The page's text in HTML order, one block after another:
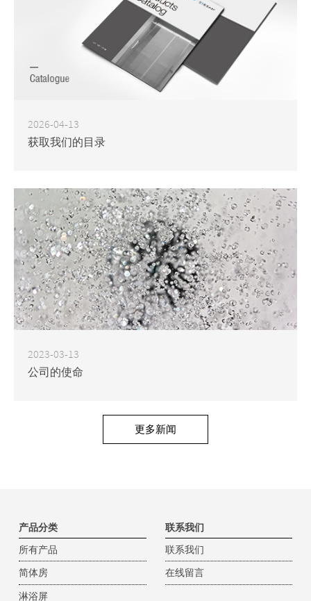
2026-04-13
获取我们的目录
2023-03-13
公司的使命
更多新闻
产品分类
所有产品
简体房
淋浴屏
联系我们
联系我们
在线留言